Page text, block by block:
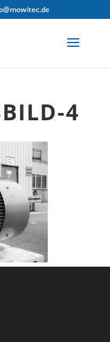
4